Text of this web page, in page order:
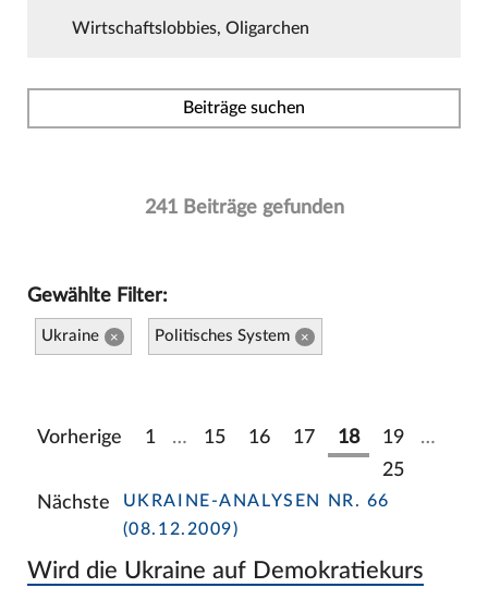
Wirtschaftslobbies, Oligarchen
Beiträge suchen
241 Beiträge gefunden
Gewählte Filter:
Ukraine × Politisches System ×
Vorherige 1 … 15 16 17 18 19
…
25
Nächste
UKRAINE-ANALYSEN NR. 66
(08.12.2009)
Wird die Ukraine auf Demokratiekurs